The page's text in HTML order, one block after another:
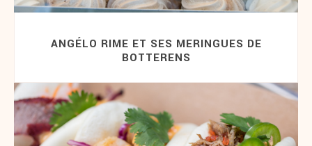
ANGÉLO RIME ET SES MERINGUES DE
BOTTERENS